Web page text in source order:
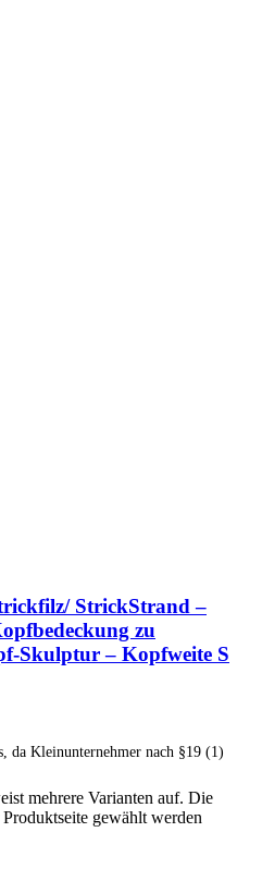
StrickStrand –
zu
Skulptur – Kopfweite S
da Kleinunternehmer nach §19 (1)
mehrere Varianten auf. Die
gewählt werden